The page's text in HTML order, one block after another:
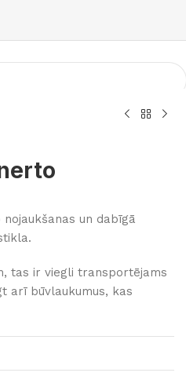
nojaukšanas un dabīgā
tas ir viegli transportējams
arī būvlaukumus, kas